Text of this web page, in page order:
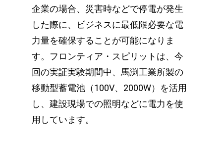
企業の場合、災害時などで停電が発生
した際に、ビジネスに最低限必要な電
力量を確保することが可能になりま
す。フロンティア・スピリットは、今
回の実証実験期間中、馬渕工業所製の
移動型蓄電池（100V、2000W）を活用
し、建設現場での照明などに電力を使
用しています。